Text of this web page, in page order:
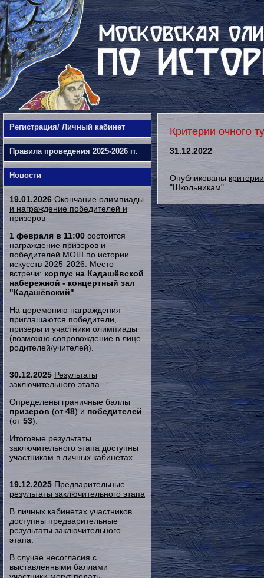
Регистрация/ Личный кабинет
Правила проведения 2025-2026 гг.
Новости
19.01.2026 Окончание олимпиады
и награждение победителей и
призеров
1 февраля в 11:00 состоится
награждение призеров и
победителей МОШ по истории
искусств 2025-2026. Место
встречи: корпус на Кадашёвской
набережной - концертный зал
"Кадашёвский"
На церемонию награждения
приглашаются победители,
призеры и участники олимпиады
(возможно сопровождение в лице
родителей/учителей).
30.12.2025 Результаты
заключительного этапа
Определены граничные баллы
призеров (от48) и победителей
(от53).
Итоговые результаты
заключительного этапа доступны
участникам в личных кабинетах.
19.12.2025 Предварительные
результаты заключительного этапа
В личных кабинетах участников
доступны предварительные
результаты заключительного
этапа.
В случае несогласия с
выставленными баллами
Критерии очного
31.12.2022
Опубликованы
"Школьникам".